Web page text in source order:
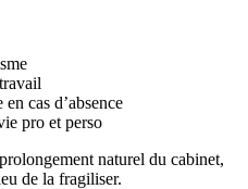
cas d’absence
pro et perso
naturel du cabinet,
de la fragiliser.